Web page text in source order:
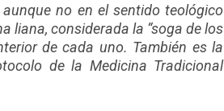
no en el sentido teológico
liana, considerada la “soga de los
de cada uno. También es la
de la Medicina Tradicional